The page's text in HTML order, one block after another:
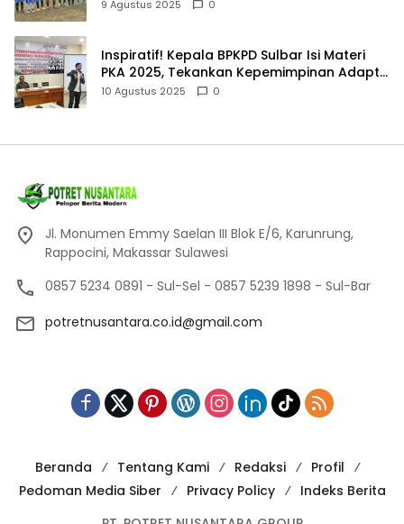
9 Agustus 2025 0
Inspiratif! Kepala BPKPD Sulbar Isi Materi
PKA 2025, Tekankan Kepemimpinan Adaptif
dan Akuntabel
10 Agustus 2025 0
Jl. Monumen Emmy Saelan III Blok E/6, Karunrung,
Rappocini, Makassar Sulawesi
0857 5234 0891 - Sul-Sel - 0857 5239 1898 - Sul-Bar
potretnusantara.co.id@gmail.com
Beranda Tentang Kami Redaksi
Profil
Pedoman Media Siber
Privacy Policy
Indeks Berita